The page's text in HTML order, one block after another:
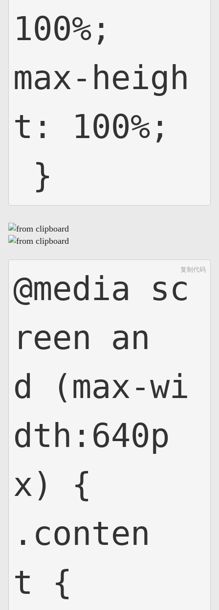
100%;
max-heigh
t: 100%;
}
复制代码
@media sc
reen an
d (max-wi
dth:640p
x) {
.conten
t {